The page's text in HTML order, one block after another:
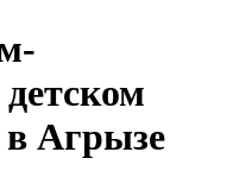
в Агрызе